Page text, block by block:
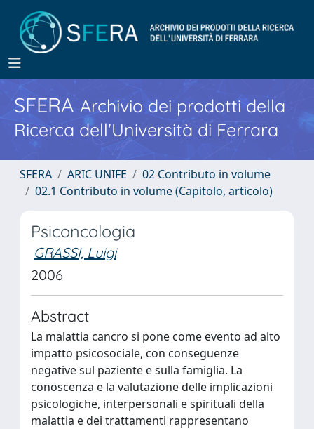
SFERA Archivio dei prodotti della
Ricerca dell'Università di Ferrara
SFERA ARIC UNIFE
02 Contributo in volume
02.1 Contributo in volume (Capitolo, articolo)
Psiconcologia
GRASSI, Luigi
2006
Abstract
La malattia cancro si pone come evento ad alto
impatto psicosociale, con conseguenze
negative sul paziente e sulla famiglia. La
conoscenza e la valutazione delle implicazioni
psicologiche, interpersonali e spirituali della
malattia e dei trattamenti rappresentano